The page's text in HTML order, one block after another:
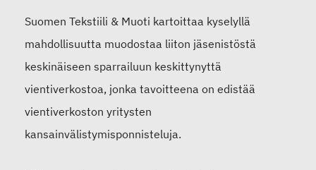
Suomen Tekstiili & Muoti kartoittaa kyselyllä
mahdollisuutta muodostaa liiton jäsenistöstä
keskinäiseen sparrailuun keskittynyttä
vientiverkostoa, jonka tavoitteena on edistää
vientiverkoston yritysten
kansainvälistymisponnisteluja.